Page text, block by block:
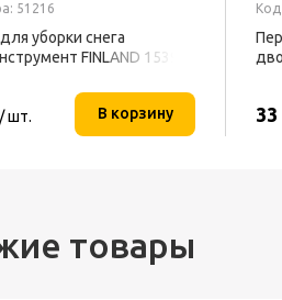
51216
уборки снега
FINLAND 1539
шт. В корзину
Код
33
товары